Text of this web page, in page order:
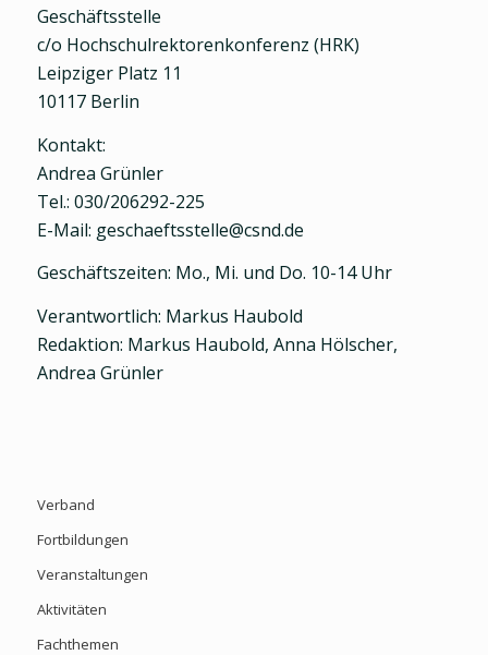
Geschäftsstelle
c/o Hochschulrektorenkonferenz (HRK)
Leipziger Platz 11
10117 Berlin
Kontakt:
Andrea Grünler
Tel.: 030/206292-225
E-Mail: geschaeftsstelle@csnd.de
Geschäftszeiten: Mo., Mi. und Do. 10-14 Uhr
Verantwortlich: Markus Haubold
Redaktion: Markus Haubold, Anna Hölscher,
Andrea Grünler
Verband
Fortbildungen
Veranstaltungen
Aktivitäten
Fachthemen